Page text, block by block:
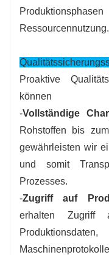
Ressourcennutzung.
Proaktive
können
-Vollständige
Rohstoffen bis
gewährleisten wir
und somit
Prozesses.
-Zugriff auf
erhalten Zugriff